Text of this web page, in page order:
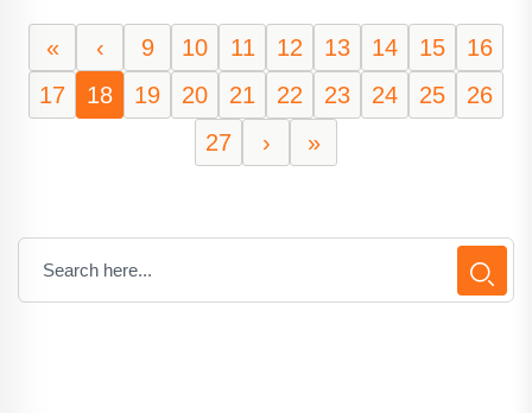
« ‹ 9 10 11 12 13 14 15
16
17
18 19 20 21 22 23 24 25
26
27
› »